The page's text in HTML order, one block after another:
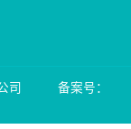
公司 备案号：